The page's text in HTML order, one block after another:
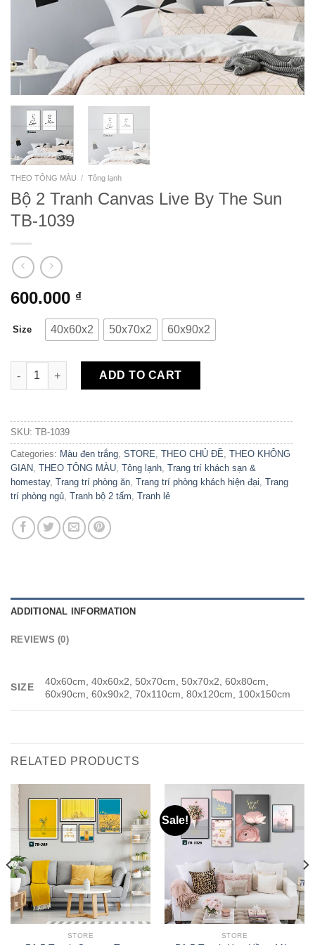
THEO TÔNG MÀU / Tông lạnh
Bộ 2 Tranh Canvas Live By The Sun
TB-1039
600.000 ₫
Size 40x60x2 50x70x2 60x90x2
Bộ 2 Tranh Canvas Live By The Sun TB-1039 quantity
ADD TO CART
SKU: TB-1039
Categories: Màu đen trắng, STORE, THEO CHỦ ĐỀ, THEO KHÔNG
GIAN, THEO TÔNG MÀU, Tông lạnh, Trang trí khách sạn &
homestay, Trang trí phòng ăn, Trang trí phòng khách hiện đại, Trang
trí phòng ngủ, Tranh bộ 2 tấm, Tranh lẻ
ADDITIONAL INFORMATION
REVIEWS (0)
SIZE
40x60cm, 40x60x2, 50x70cm, 50x70x2, 60x80cm,
60x90cm, 60x90x2, 70x110cm, 80x120cm, 100x150cm
RELATED PRODUCTS
STORE
Sale!
STORE